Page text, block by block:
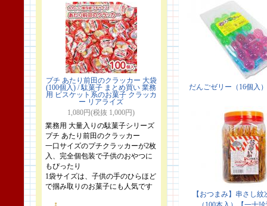
プチ あたり前田のクラッカー 大袋
(100個入) / 駄菓子 まとめ買い 業務
用 ビスケット系のお菓子 クラッカ
ー リアライズ
1,080円(税抜 1,000円)
業務用 大量入りの駄菓子シリーズ
プチ あたり前田のクラッカー
一口サイズのプチクラッカーが2枚
入、完全個包装で子供のおやつに
もぴったり
1袋サイズは、子供の手のひらほど
で掴み取りのお菓子にも人気です